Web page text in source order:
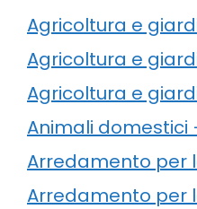
Agricoltura e
Agricoltura e
Agricoltura e
Animali domestici
Arredamento per
Arredamento per